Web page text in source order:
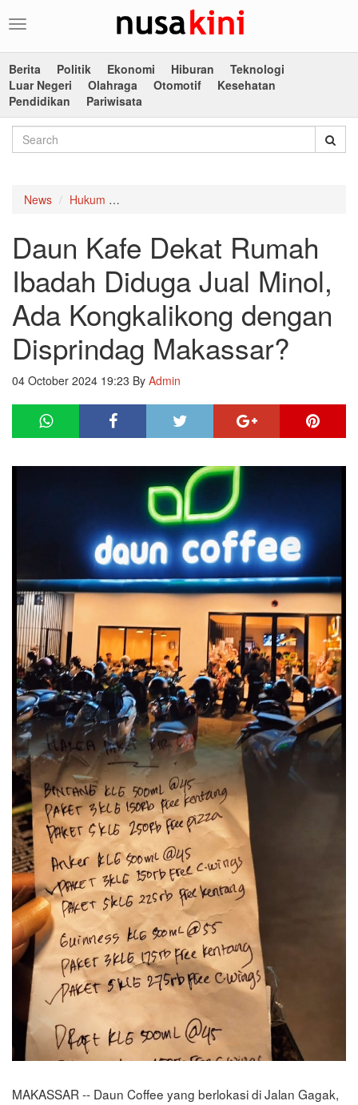
Toggle
Berita
Politik Ekonomi Hiburan
Teknologi
Luar Negeri
Olahraga Otomotif
Kesehatan
Pendidikan
Pariwisata
News Hukum
Daun Kafe Dekat Rumah
Ibadah Diduga Jual Minol,
Ada Kongkalikong dengan
Disprindag Makassar?
04 October 2024 19:23 By Admin
MAKASSAR -- Daun Coffee yang berlokasi di Jalan Gagak,